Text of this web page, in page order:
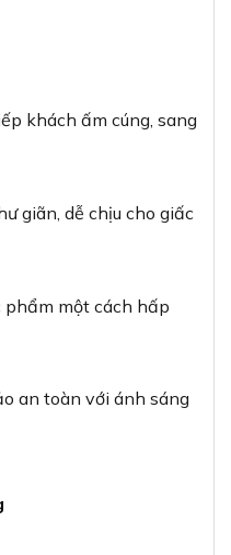
khách ấm cúng, sang
giãn, dễ chịu cho giấc
phẩm một cách hấp
an toàn với ánh sáng